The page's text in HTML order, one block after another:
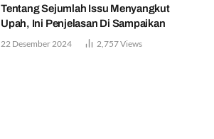
Tentang Sejumlah Issu Menyangkut
Upah, Ini Penjelasan Di Sampaikan
22 Desember 2024 2,757Views